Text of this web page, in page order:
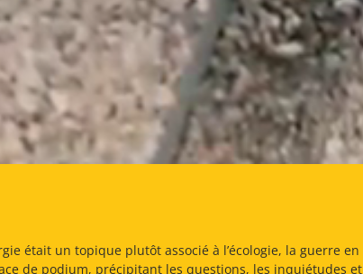
était un topique plutôt associé à l’écologie, la guerre en
de podium, précipitant les questions, les inquiétudes et